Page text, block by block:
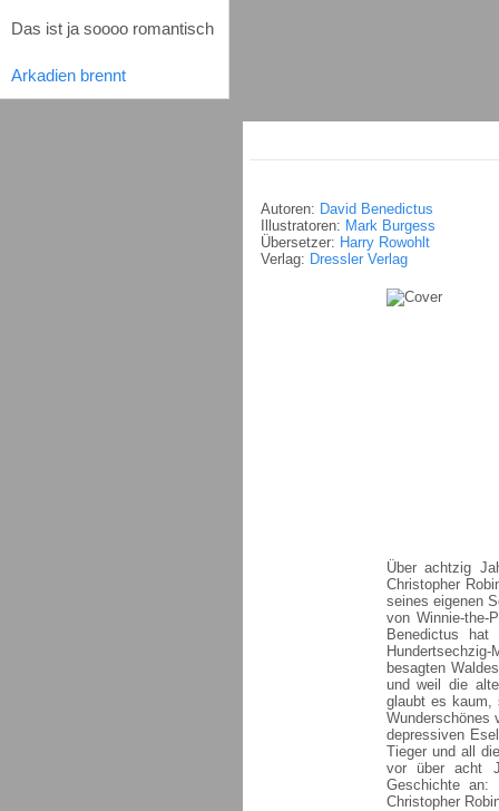
Das ist ja soooo romantisch
Arkadien brennt
Autoren: David Benedictus
Illustratoren: Mark Burgess
Übersetzer: Harry Rowohlt
Verlag: Dressler Verlag
Über achtzig
Christopher
seines eigenen
von Winnie-the-
Benedictus
besagten
und weil die
glaubt es kaum,
Wunderschönes
depressiven
Tieger und all
vor über acht
Geschichte an:
Christopher